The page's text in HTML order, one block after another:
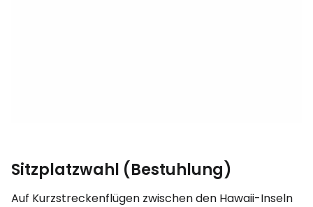
Sitzplatzwahl (Bestuhlung)
Auf Kurzstreckenflügen zwischen den Hawaii-Inseln